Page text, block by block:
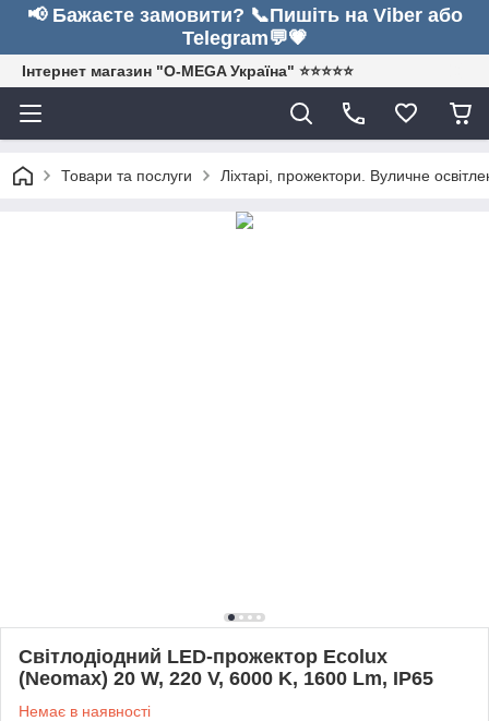
📢 Бажаєте замовити? 📞Пишіть на Viber або
Telegram💬💗
Інтернет магазин "O-MEGA Україна" ⭐⭐⭐⭐⭐
Товари та послуги Ліхтарі, прожектори. Вуличне
Світлодіодний LED-прожектор Ecolux
(Neomax) 20 W, 220 V, 6000 K, 1600 Lm, IP65
Немає в наявності